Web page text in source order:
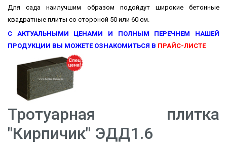
Для сада наилучшим образом подойдут широкие бетонные
квадратные плиты со стороной 50 или 60 см.
С АКТУАЛЬНЫМИ ЦЕНАМИ И ПОЛНЫМ ПЕРЕЧНЕМ НАШЕЙ
ПРОДУКЦИИ ВЫ МОЖЕТЕ ОЗНАКОМИТЬСЯ В ПРАЙС-ЛИСТЕ
Тротуарная плитка
"Кирпичик" ЭДД1.6